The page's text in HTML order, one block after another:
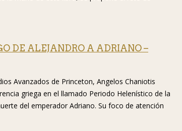
DE ALEJANDRO A ADRIANO –
Avanzados de Princeton, Angelos Chaniotis
griega en el llamado Periodo Helenístico de la
del emperador Adriano. Su foco de atención